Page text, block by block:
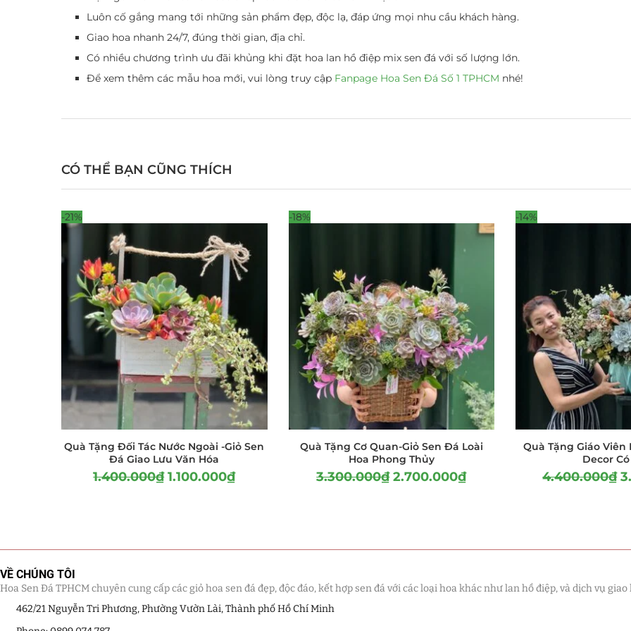
Luôn cố gắng mang tới những sản phẩm đẹp, độc lạ, đáp ứng mọi nhu cầu khách hàng.
Giao hoa nhanh 24/7, đúng thời gian, địa chỉ.
Có nhiều chương trình ưu đãi khủng khi đặt hoa lan hồ điệp mix sen đá với số lượng lớn.
Để xem thêm các mẫu hoa mới, vui lòng truy cập Fanpage Hoa Sen Đá Số 1 TPHCM nhé!
CÓ THỂ BẠN CŨNG THÍCH
-21%
Quà Tặng Đối Tác Nước Ngoài -Giỏ Sen
Đá Giao Lưu Văn Hóa
1.400.000₫ 1.100.000₫
-18%
Quà Tặng Cơ Quan-Giỏ Sen Đá Loài
Hoa Phong Thủy
3.300.000₫ 2.700.000₫
-14%
Quà Tặng Giáo
Decor Có
4.400.000₫
VỀ CHÚNG TÔI
Hoa Sen Đá TPHCM chuyên cung cấp các giỏ hoa sen đá đẹp, độc đáo, kết hợp sen đá với các loại hoa khác như lan hồ điệp, và dịch vụ
462/21 Nguyễn Tri Phương, Phường Vườn Lài, Thành phố Hồ Chí Minh